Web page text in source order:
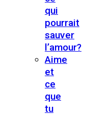
qui
pourrait
sauver
l’amour?
Aime
et
ce
que
tu